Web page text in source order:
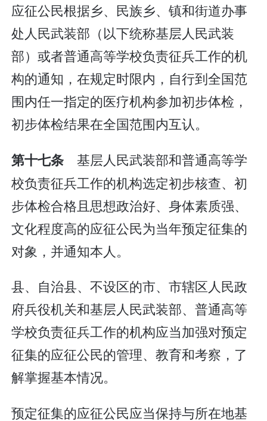
应征公民根据乡、民族乡、镇和街道办事
处人民武装部（以下统称基层人民武装
部）或者普通高等学校负责征兵工作的机
构的通知，在规定时限内，自行到全国范
围内任一指定的医疗机构参加初步体检，
初步体检结果在全国范围内互认。
第十七条 基层人民武装部和普通高等学
校负责征兵工作的机构选定初步核查、初
步体检合格且思想政治好、身体素质强、
文化程度高的应征公民为当年预定征集的
对象，并通知本人。
县、自治县、不设区的市、市辖区人民政
府兵役机关和基层人民武装部、普通高等
学校负责征兵工作的机构应当加强对预定
征集的应征公民的管理、教育和考察，了
解掌握基本情况。
预定征集的应征公民应当保持与所在地基